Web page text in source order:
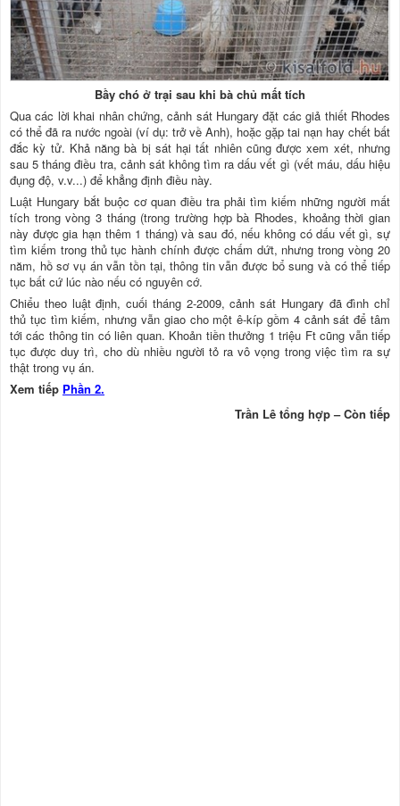
Bầy chó ở trại sau khi bà chủ mất tích
Qua các lời khai nhân chứng, cảnh sát Hungary đặt các giả thiết Rhodes
có thể đã ra nước ngoài (ví dụ: trở về Anh), hoặc gặp tai nạn hay chết bất
đắc kỳ tử. Khả năng bà bị sát hại tất nhiên cũng được xem xét, nhưng
sau 5 tháng điều tra, cảnh sát không tìm ra dấu vết gì (vết máu, dấu hiệu
đụng độ, v.v...) để khẳng định điều này.
Luật Hungary bắt buộc cơ quan điều tra phải tìm kiếm những người mất
tích trong vòng 3 tháng (trong trường hợp bà Rhodes, khoảng thời gian
này được gia hạn thêm 1 tháng) và sau đó, nếu không có dấu vết gì, sự
tìm kiếm trong thủ tục hành chính được chấm dứt, nhưng trong vòng 20
năm, hồ sơ vụ án vẫn tồn tại, thông tin vẫn được bổ sung và có thể tiếp
tục bất cứ lúc nào nếu có nguyên cớ.
Chiểu theo luật định, cuối tháng 2-2009, cảnh sát Hungary đã đình chỉ
thủ tục tìm kiếm, nhưng vẫn giao cho một ê-kíp gồm 4 cảnh sát để tâm
tới các thông tin có liên quan. Khoản tiền thưởng 1 triệu Ft cũng vẫn tiếp
tục được duy trì, cho dù nhiều người tỏ ra vô vọng trong việc tìm ra sự
thật trong vụ án.
Xem tiếp Phần 2.
Trần Lê tổng hợp – Còn tiếp